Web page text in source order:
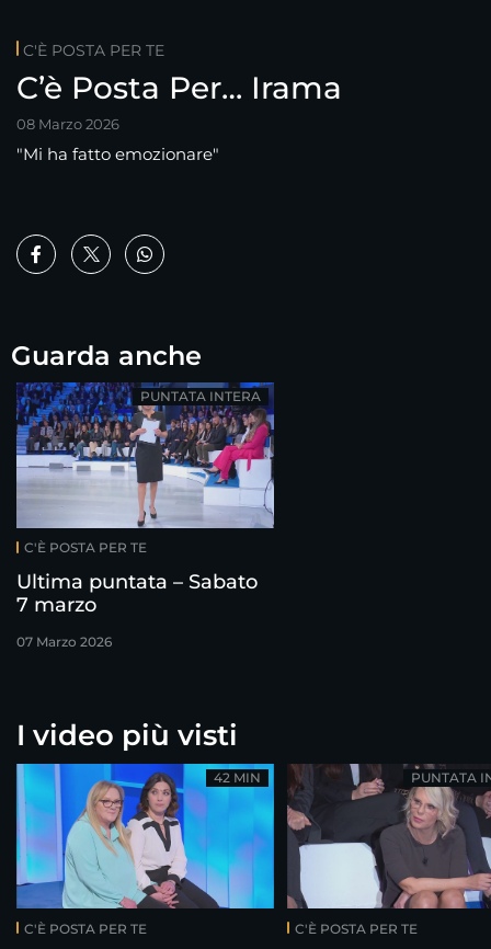
C'È POSTA PER TE
C’è Posta Per… Irama
08 Marzo 2026
"Mi ha fatto emozionare"
Guarda anche
C'È POSTA PER TE
Ultima puntata – Sabato
7 marzo
07 Marzo 2026
PUNTATA INTERA
I video più visti
C'È POSTA PER TE
42 MIN
C'È POSTA PER TE
PUNTATA